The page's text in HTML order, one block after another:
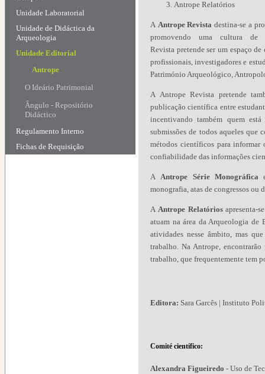
Unidade Laboratorial
Unidade de Didáctica da
Arqueologia
Unidade Editorial
Antrope
O Ideário Patrimonial
Ângulo - Repositório
Didáctico
Regulamento Interno
Fichas de Requisição
Antrope Relatórios
A Antrope Revista destina-se a
promovendo uma cultura de
Revista pretende ser um espaço
profissionais, investigadores e
Património Arqueológico,
A Antrope Revista pretende
publicação científica entre
incentivando também quem
submissões de todos aqueles que
métodos científicos para informar
confiabilidade das informações
A Antrope Série Monográfica
monografia, atas de congressos ou
A Antrope Relatóriosapresenta-
atuam na área da Arqueologia de
atividades nesse âmbito, mas
trabalho. Na Antrope,
trabalho, que frequentemente tem
Editora: Sara Garcês | Instituto
Comité científico:
Alexandra Figueiredo - Uso de